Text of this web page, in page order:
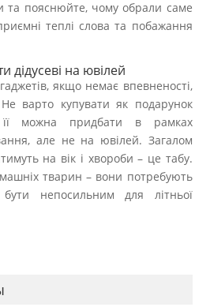
та пояснюйте, чому обрали саме
теплі слова та побажання
дідусеві на ювілей
гаджетів, якщо немає впевненості,
варто купувати як подарунок
можна придбати в рамках
але не на ювілей. Загалом
на вік і хвороби – це табу.
тварин – вони потребують
непосильним для літньої